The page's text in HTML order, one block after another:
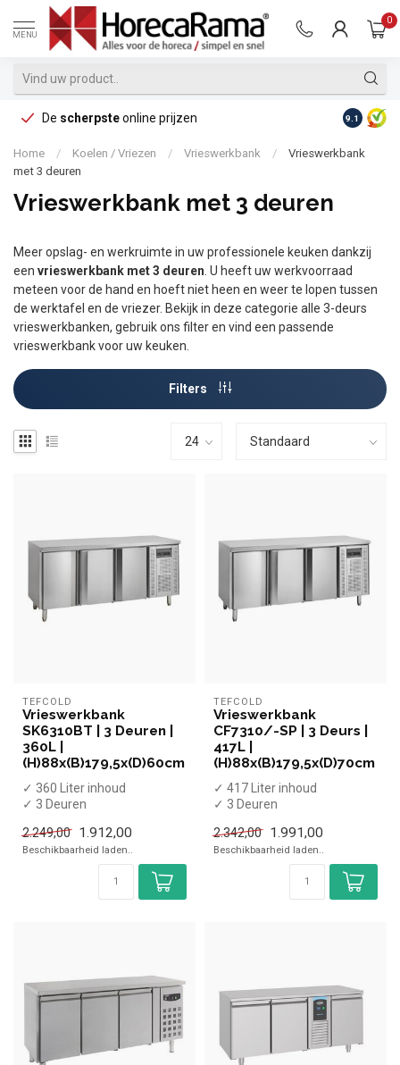
MENU
0
De scherpsteonline prijzen Op
9.1
Home / Koelen / Vriezen / Vrieswerkbank /
Vrieswerkbank
met 3 deuren
Vrieswerkbank met 3 deuren
Meer opslag- en werkruimte in uw professionele keuken dankzij
een vrieswerkbank met 3 deuren . U heeft uw werkvoorraad
meteen voor de hand en hoeft niet heen en weer te lopen tussen
de werktafel en de vriezer. Bekijk in deze categorie alle 3-deurs
vrieswerkbanken, gebruik ons filter en vind een passende
vrieswerkbank voor uw keuken.
Filters
TEFCOLD
Vrieswerkbank
SK6310BT | 3 Deuren |
360L |
(H)88x(B)179,5x(D)60cm
✓ 360 Liter inhoud
✓ 3 Deuren
✓ Geventileerd
✓ Breedte ...
2.249,00 1.912,00
Beschikbaarheid laden..
TEFCOLD
Vrieswerkbank
CF7310/-SP | 3 Deurs |
417L |
(H)88x(B)179,5x(D)70cm
✓ 417 Liter inhoud
✓ 3 Deuren
✓ Geventileerd
✓ Breedte ...
2.342,00 1.991,00
Beschikbaarheid laden..